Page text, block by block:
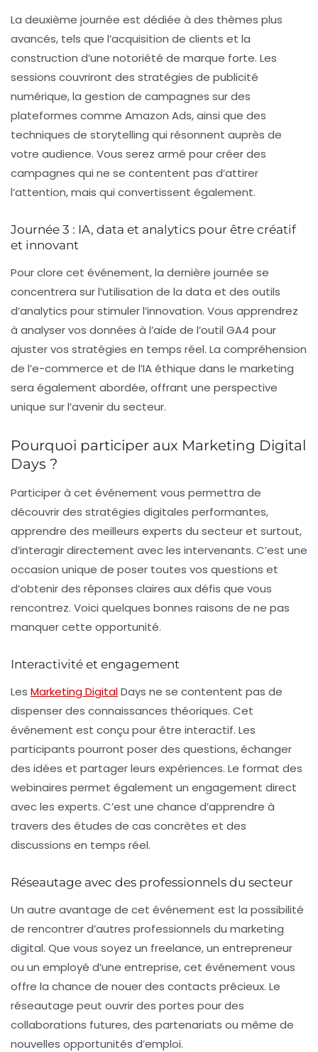
La deuxième journée est dédiée à des thèmes plus
avancés, tels que l’acquisition de clients et la
construction d’une notoriété de marque forte. Les
sessions couvriront des stratégies de publicité
numérique, la gestion de campagnes sur des
plateformes comme Amazon Ads, ainsi que des
techniques de storytelling qui résonnent auprès de
votre audience. Vous serez armé pour créer des
campagnes qui ne se contentent pas d’attirer
l’attention, mais qui convertissent également.
Journée 3 : IA, data et analytics pour être créatif
et innovant
Pour clore cet événement, la dernière journée se
concentrera sur l’utilisation de la data et des outils
d’analytics pour stimuler l’innovation. Vous apprendrez
à analyser vos données à l’aide de l’outil GA4 pour
ajuster vos stratégies en temps réel. La compréhension
de l’e-commerce et de l’IA éthique dans le marketing
sera également abordée, offrant une perspective
unique sur l’avenir du secteur.
Pourquoi participer aux Marketing Digital
Days ?
Participer à cet événement vous permettra de
découvrir des stratégies digitales performantes,
apprendre des meilleurs experts du secteur et surtout,
d’interagir directement avec les intervenants. C’est une
occasion unique de poser toutes vos questions et
d’obtenir des réponses claires aux défis que vous
rencontrez. Voici quelques bonnes raisons de ne pas
manquer cette opportunité.
Interactivité et engagement
Les Marketing DigitalDays ne se contentent pas de
dispenser des connaissances théoriques. Cet
événement est conçu pour être interactif. Les
participants pourront poser des questions, échanger
des idées et partager leurs expériences. Le format des
webinaires permet également un engagement direct
avec les experts. C’est une chance d’apprendre à
travers des études de cas concrètes et des
discussions en temps réel.
Réseautage avec des professionnels du secteur
Un autre avantage de cet événement est la possibilité
de rencontrer d’autres professionnels du marketing
digital. Que vous soyez un freelance, un entrepreneur
ou un employé d’une entreprise, cet événement vous
offre la chance de nouer des contacts précieux. Le
réseautage peut ouvrir des portes pour des
collaborations futures, des partenariats ou même de
nouvelles opportunités d’emploi.